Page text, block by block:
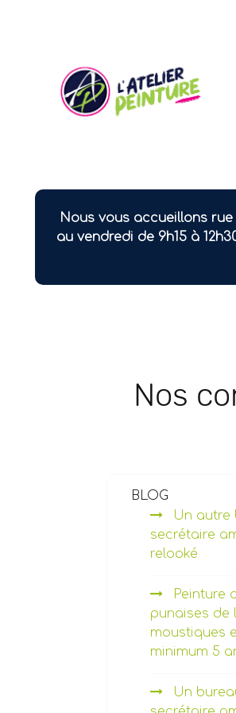
Nous vous accueillons
au vendredi de 9h15 à
Nos
BLOG
Un autre
secrétaire
relooké
Peinture
punaises de
moustiques
minimum 5
Un